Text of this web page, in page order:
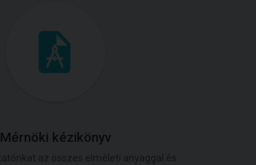
Mérnöki kézikönyv